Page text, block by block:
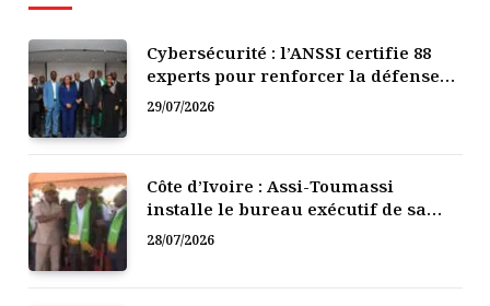
Cybersécurité : l’ANSSI certifie 88
experts pour renforcer la défense
numérique de la Côte d’Ivoire
29/07/2026
Côte d’Ivoire : Assi-Toumassi
installe le bureau exécutif de sa
mutuelle de développement
28/07/2026